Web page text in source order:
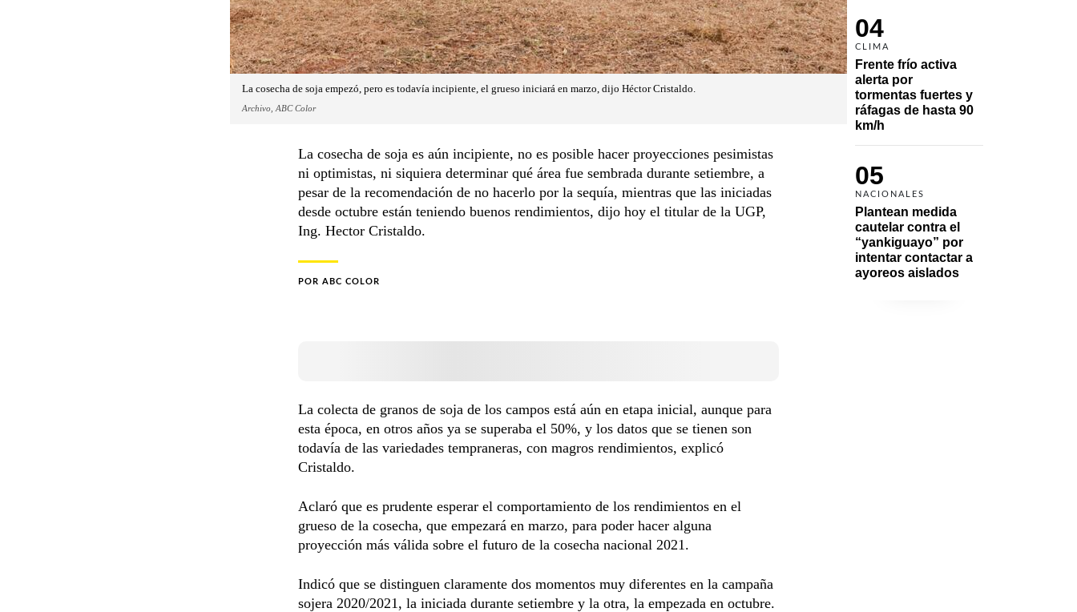
04
CLIMA
Frente frío activa
alerta por
tormentas fuertes y
ráfagas de hasta 90
km/h
05
NACIONALES
Plantean medida
cautelar contra el
“yankiguayo” por
intentar contactar a
ayoreos aislados
La cosecha de soja empezó, pero es todavía incipiente, el grueso iniciará en marzo, dijo Héctor Cristaldo.
Archivo, ABC Color
La cosecha de soja es aún incipiente, no es posible hacer proyecciones pesimistas
ni optimistas, ni siquiera determinar qué área fue sembrada durante setiembre, a
pesar de la recomendación de no hacerlo por la sequía, mientras que las iniciadas
desde octubre están teniendo buenos rendimientos, dijo hoy el titular de la UGP,
Ing. Hector Cristaldo.
POR ABC COLOR
La colecta de granos de soja de los campos está aún en etapa inicial, aunque para
esta época, en otros años ya se superaba el 50%, y los datos que se tienen son
todavía de las variedades tempraneras, con magros rendimientos, explicó
Cristaldo.
Aclaró que es prudente esperar el comportamiento de los rendimientos en el
grueso de la cosecha, que empezará en marzo, para poder hacer alguna
proyección más válida sobre el futuro de la cosecha nacional 2021.
Indicó que se distinguen claramente dos momentos muy diferentes en la campaña
sojera 2020/2021, la iniciada durante setiembre y la otra, la empezada en octubre.